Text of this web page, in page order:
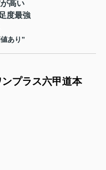
高い
度最強
あり”
プラス六甲道本